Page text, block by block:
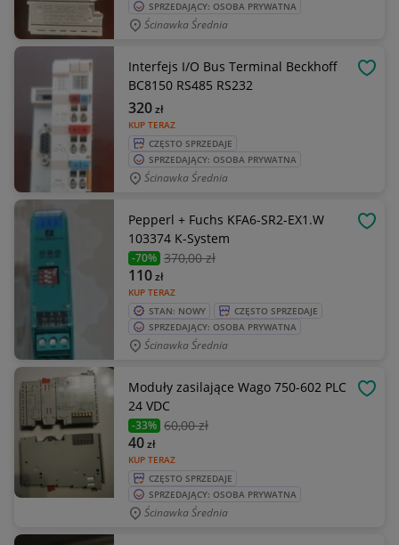
SPRZEDAJĄCY: OSOBA PRYWATNA
Ścinawka Średnia
Interfejs I/O Bus Terminal Beckhoff
BC8150 RS485 RS232
KUP TERAZ
320zł
CZĘSTO SPRZEDAJE
SPRZEDAJĄCY: OSOBA PRYWATNA
Ścinawka Średnia
Pepperl + Fuchs KFA6-SR2-EX1.W
103374 K-System
-70% 370,00 zł
KUP TERAZ
110zł
STAN: NOWY
CZĘSTO SPRZEDAJE
SPRZEDAJĄCY: OSOBA PRYWATNA
Ścinawka Średnia
Moduły zasilające Wago 750-602 PLC
24 VDC
-33% 60,00 zł
KUP TERAZ
40zł
CZĘSTO SPRZEDAJE
SPRZEDAJĄCY: OSOBA PRYWATNA
Ścinawka Średnia